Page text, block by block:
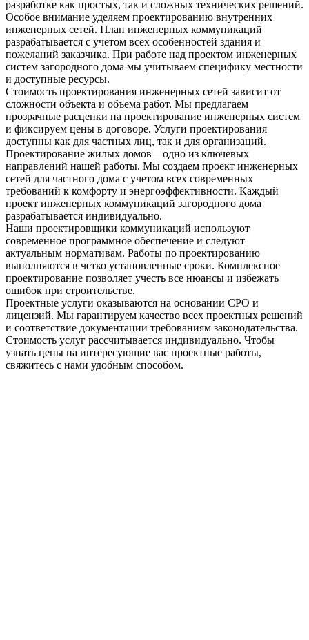
разработке как простых, так и сложных технических решений.
Особое внимание уделяем проектированию внутренних
инженерных сетей. План инженерных коммуникаций
разрабатывается с учетом всех особенностей здания и
пожеланий заказчика. При работе над проектом инженерных
систем загородного дома мы учитываем специфику местности
и доступные ресурсы.
Стоимость проектирования инженерных сетей зависит от
сложности объекта и объема работ. Мы предлагаем
прозрачные расценки на проектирование инженерных систем
и фиксируем цены в договоре. Услуги проектирования
доступны как для частных лиц, так и для организаций.
Проектирование жилых домов – одно из ключевых
направлений нашей работы. Мы создаем проект инженерных
сетей для частного дома с учетом всех современных
требований к комфорту и энергоэффективности. Каждый
проект инженерных коммуникаций загородного дома
разрабатывается индивидуально.
Наши проектировщики коммуникаций используют
современное программное обеспечение и следуют
актуальным нормативам. Работы по проектированию
выполняются в четко установленные сроки. Комплексное
проектирование позволяет учесть все нюансы и избежать
ошибок при строительстве.
Проектные услуги оказываются на основании СРО и
лицензий. Мы гарантируем качество всех проектных решений
и соответствие документации требованиям законодательства.
Стоимость услуг рассчитывается индивидуально. Чтобы
узнать цены на интересующие вас проектные работы,
свяжитесь с нами удобным способом.